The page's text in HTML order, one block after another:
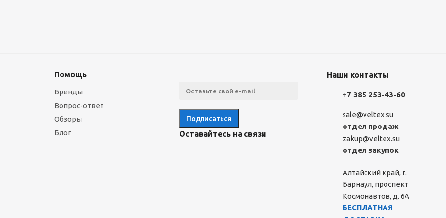
Помощь
Бренды
Вопрос-ответ
Обзоры
Блог
Оставайтесь на связи
Наши контакты
+7 385 253-43-60
sale@veltex.su
отдел продаж
zakup@veltex.su
отдел закупок
Алтайский край, г.
Барнаул, проспект
Космонавтов, д. 6А
БЕСПЛАТНАЯ